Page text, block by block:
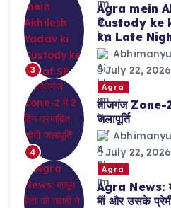
3
Agra mein
Custody ke
ka Late
July 22, 2026
4
Agra
ताजगंज Zone-2
जलापूर्ति
July 22, 2026
Agra
Agra News:
मां और उसके